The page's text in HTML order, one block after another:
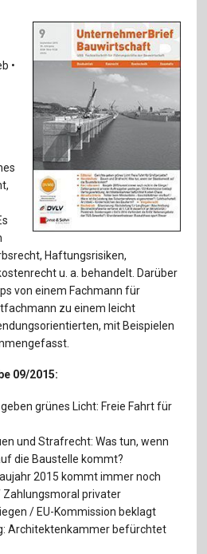
Sprache / Language: EN
•
Haftungsrisiken,
u. a. behandelt. Darüber
von einem Fachmann für
zu einem leicht
mit Beispielen
09/2015:
grünes Licht: Freie Fahrt für
und Strafrecht: Was tun, wenn
die Baustelle kommt?
2015 kommt immer noch
Zahlungsmoral privater
/ EU-Kommission beklagt
Architektenkammer befürchtet